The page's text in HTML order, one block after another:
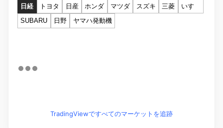
日経 トヨタ 日産 ホンダ マツダ スズキ 三菱
いすゞ
SUBARU
日野 ヤマハ発動機
TradingViewですべてのマーケットを追跡